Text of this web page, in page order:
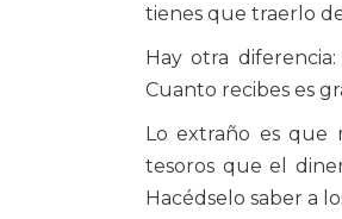
tienes que traerlo
Hay otra
Cuanto recibes es
Lo extraño es que
tesoros que el
Hacédselo saber a